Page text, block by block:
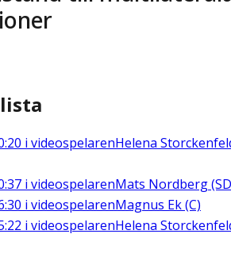
i videospelarenHelena
i videospelarenMats Nordberg
i videospelarenMagnus Ek (C)
i videospelarenHelena